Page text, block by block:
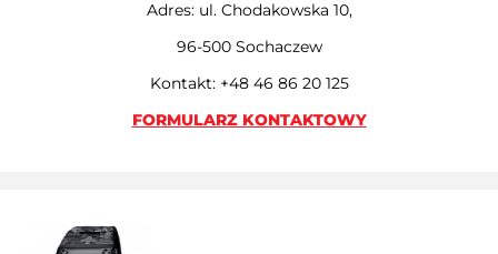
Adres: ul. Chodakowska 10,
96-500 Sochaczew
Kontakt: +48 46 86 20 125
FORMULARZ KONTAKTOWY